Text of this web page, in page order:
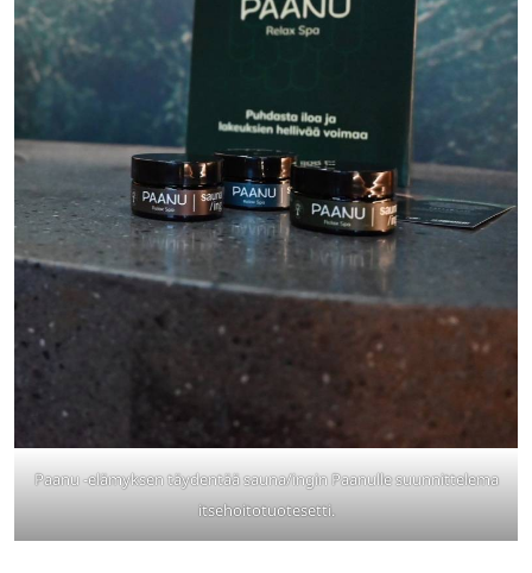
Paanu -elämyksen täydentää sauna/ingin Paanulle suunnittelema
itsehoitotuotesetti.